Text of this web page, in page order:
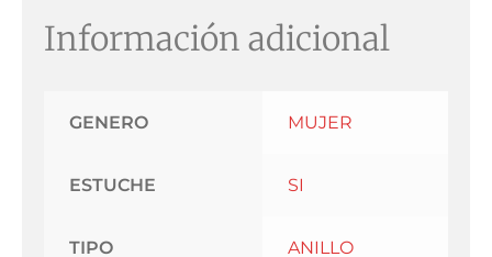
Información adicional
GENERO MUJER
ESTUCHE SI
TIPO ANILLO